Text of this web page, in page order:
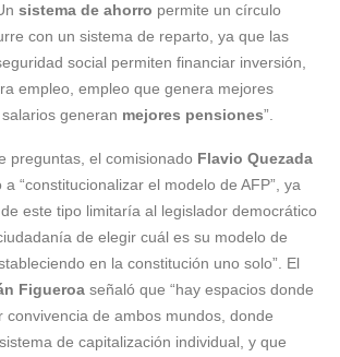
sistema de ahorro permite un círculo
con un sistema de reparto, ya que las
social permiten financiar inversión,
empleo, empleo que genera mejores
generan mejores pensiones”.
preguntas, el comisionado Flavio Quezada
“constitucionalizar el modelo de AFP”, ya
este tipo limitaría al legislador democrático
de elegir cuál es su modelo de
en la constitución uno solo”. El
Figueroa señaló que “hay espacios donde
convivencia de ambos mundos, donde
de capitalización individual, y que